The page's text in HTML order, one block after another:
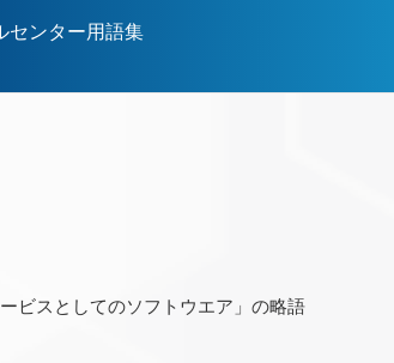
センター用語集
ビスとしてのソフトウエア」の略語